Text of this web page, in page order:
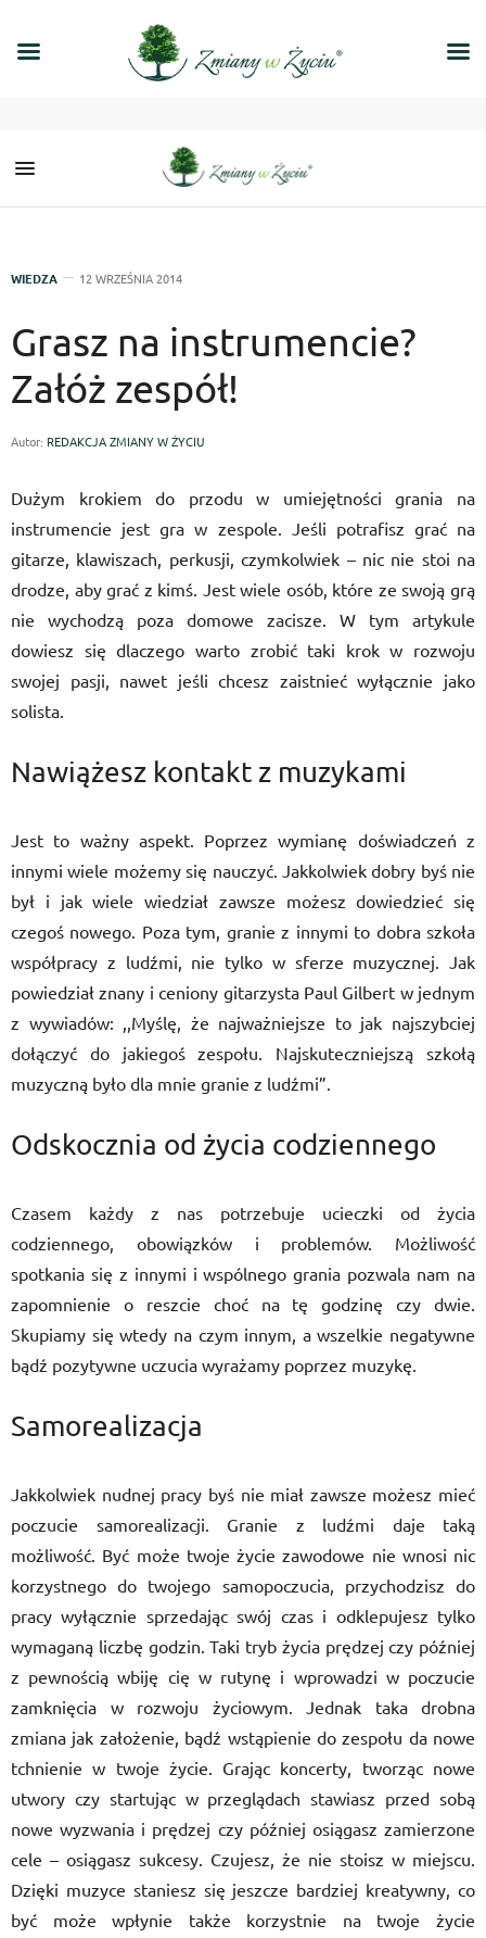
WIEDZA 12 WRZEŚNIA 2014
Grasz na instrumencie?
Załóż zespół!
Autor: REDAKCJA ZMIANY W ŻYCIU
Dużym krokiem do przodu w umiejętności grania na
instrumencie jest gra w zespole. Jeśli potrafisz grać na
gitarze, klawiszach, perkusji, czymkolwiek – nic nie stoi na
drodze, aby grać z kimś. Jest wiele osób, które ze swoją grą
nie wychodzą poza domowe zacisze. W tym artykule
dowiesz się dlaczego warto zrobić taki krok w rozwoju
swojej pasji, nawet jeśli chcesz zaistnieć wyłącznie jako
solista.
Nawiążesz kontakt z muzykami
Jest to ważny aspekt. Poprzez wymianę doświadczeń z
innymi wiele możemy się nauczyć. Jakkolwiek dobry byś nie
był i jak wiele wiedział zawsze możesz dowiedzieć się
czegoś nowego. Poza tym, granie z innymi to dobra szkoła
współpracy z ludźmi, nie tylko w sferze muzycznej. Jak
powiedział znany i ceniony gitarzysta Paul Gilbert w jednym
z wywiadów: ,,Myślę, że najważniejsze to jak najszybciej
dołączyć do jakiegoś zespołu. Najskuteczniejszą szkołą
muzyczną było dla mnie granie z ludźmi”.
Odskocznia od życia codziennego
Czasem każdy z nas potrzebuje ucieczki od życia
codziennego, obowiązków i problemów. Możliwość
spotkania się z innymi i wspólnego grania pozwala nam na
zapomnienie o reszcie choć na tę godzinę czy dwie.
Skupiamy się wtedy na czym innym, a wszelkie negatywne
bądź pozytywne uczucia wyrażamy poprzez muzykę.
Samorealizacja
Jakkolwiek nudnej pracy byś nie miał zawsze możesz mieć
poczucie samorealizacji. Granie z ludźmi daje taką
możliwość. Być może twoje życie zawodowe nie wnosi nic
korzystnego do twojego samopoczucia, przychodzisz do
pracy wyłącznie sprzedając swój czas i odklepujesz tylko
wymaganą liczbę godzin. Taki tryb życia prędzej czy później
z pewnością wbiję cię w rutynę i wprowadzi w poczucie
zamknięcia w rozwoju życiowym. Jednak taka drobna
zmiana jak założenie, bądź wstąpienie do zespołu da nowe
tchnienie w twoje życie. Grając koncerty, tworząc nowe
utwory czy startując w przeglądach stawiasz przed sobą
nowe wyzwania i prędzej czy później osiągasz zamierzone
cele – osiągasz sukcesy. Czujesz, że nie stoisz w miejscu.
Dzięki muzyce staniesz się jeszcze bardziej kreatywny, co
być może wpłynie także korzystnie na twoje życie